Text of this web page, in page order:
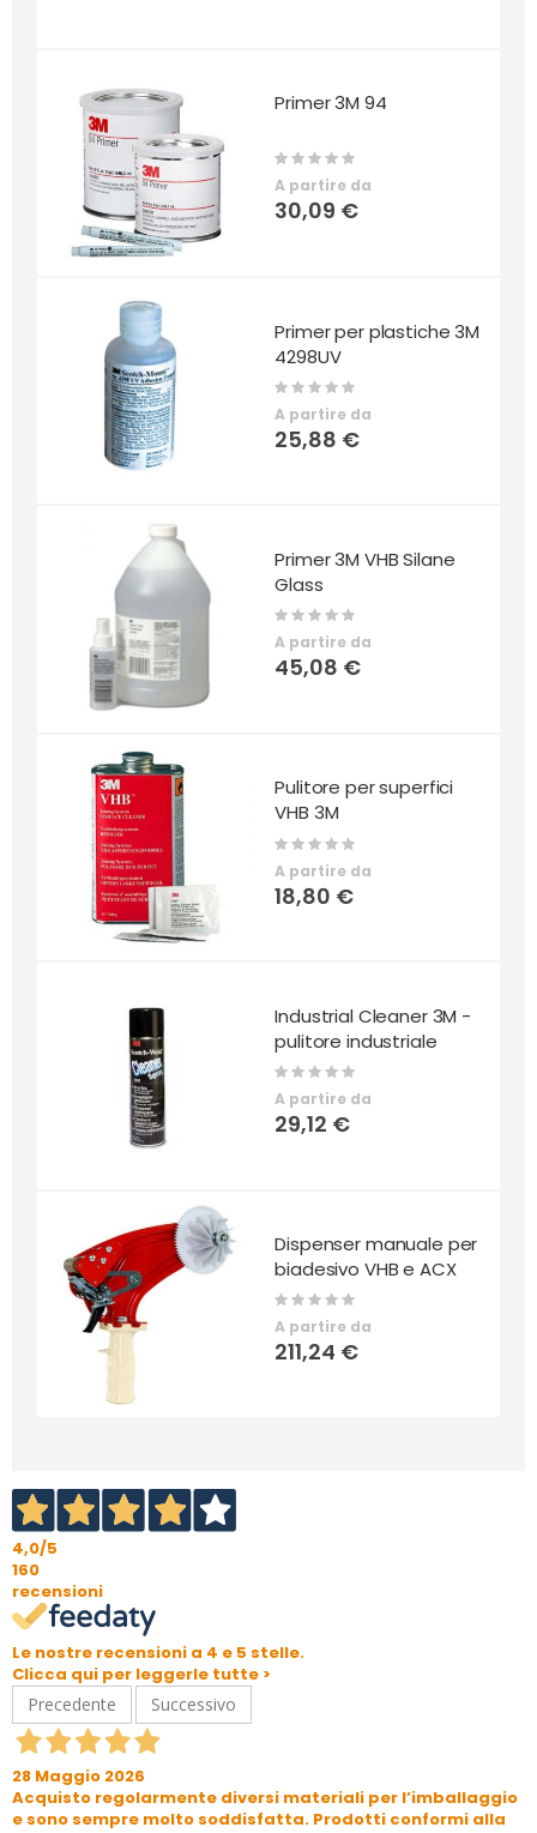
Primer 3M 94
Rating:
A partire da
30,09 €
Primer per plastiche 3M
4298UV
Rating:
0%
A partire da
25,88 €
Primer 3M VHB Silane
Glass
Rating:
0%
A partire da
45,08 €
Pulitore per superfici
VHB 3M
Rating:
0%
A partire da
18,80 €
Industrial Cleaner 3M -
pulitore industriale
Rating:
0%
A partire da
29,12 €
Dispenser manuale per
biadesivo VHB e ACX
Rating:
A partire da
211,24 €
4,0/5
160
recensioni
Le nostre recensioni a 4 e 5 stelle.
Clicca qui per leggerle tutte >
Precedente
Successivo
28 Maggio 2026
Acquisto regolarmente diversi materiali per l’imballaggio
e sono sempre molto soddisfatta. Prodotti conformi alla